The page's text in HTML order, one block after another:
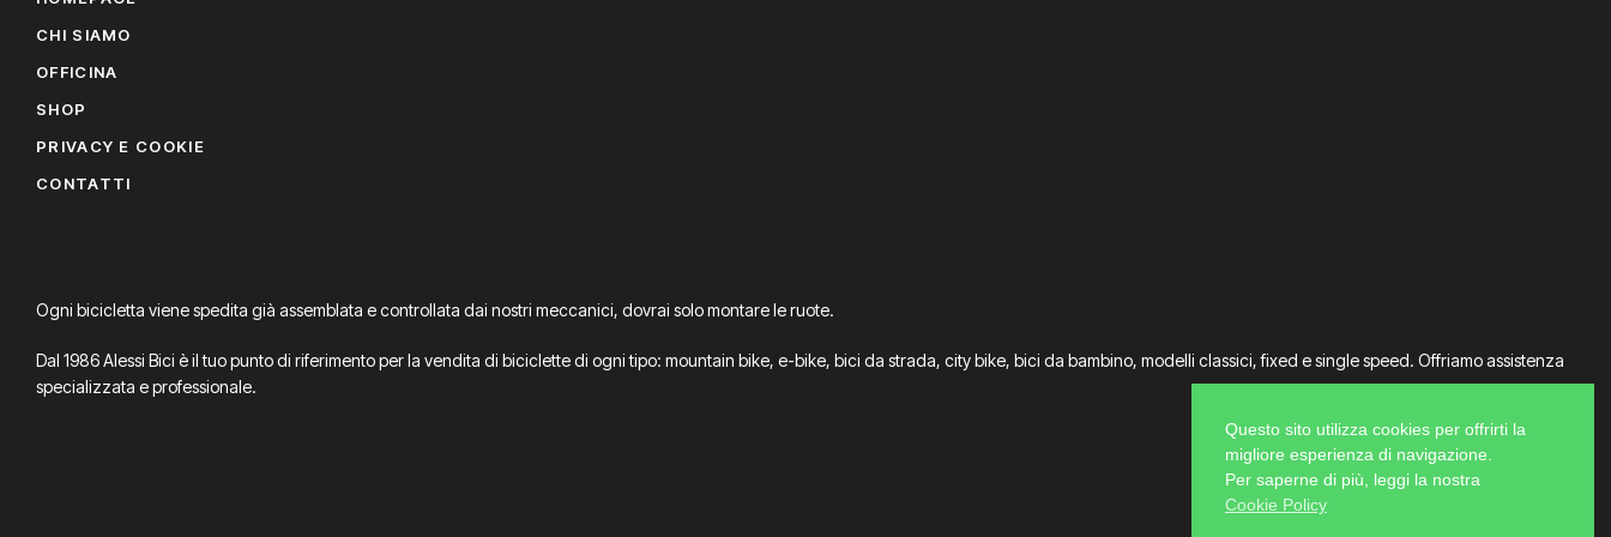
CHI SIAMO
OFFICINA
SHOP
PRIVACY E COOKIE
CONTATTI
Ogni bicicletta viene spedita già assemblata e controllata dai nostri meccanici, dovrai solo montare le ruote.
Dal 1986 Alessi Bici è il tuo punto di riferimento per la vendita di biciclette di ogni tipo: mountain bike, e-bike, bici da strada, city bike, bici da bambino, modelli classici, fixed e single speed. Offriamo assistenza
specializzata e professionale.
Questo sito utilizza cookies per offrirti la
migliore esperienza di navigazione.
Per saperne di più, leggi la nostra
Cookie Policy